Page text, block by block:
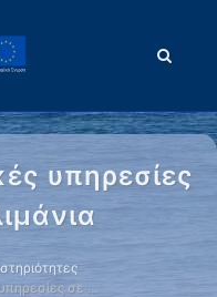
υπηρεσίες
σε …